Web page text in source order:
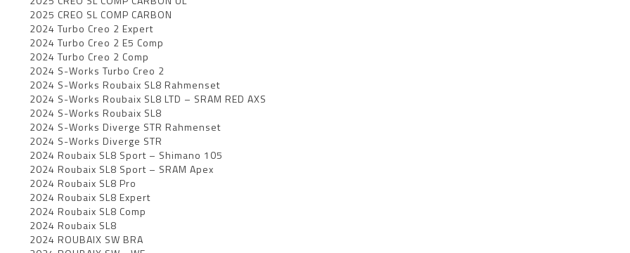
2025 CREO SL COMP CARBON
2024 Turbo Creo 2 Expert
2024 Turbo Creo 2 E5 Comp
2024 Turbo Creo 2 Comp
2024 S-Works Turbo Creo 2
2024 S-Works Roubaix SL8 Rahmenset
2024 S-Works Roubaix SL8 LTD – SRAM RED AXS
2024 S-Works Roubaix SL8
2024 S-Works Diverge STR Rahmenset
2024 S-Works Diverge STR
2024 Roubaix SL8 Sport – Shimano 105
2024 Roubaix SL8 Sport – SRAM Apex
2024 Roubaix SL8 Pro
2024 Roubaix SL8 Expert
2024 Roubaix SL8 Comp
2024 Roubaix SL8
2024 ROUBAIX SW BRA